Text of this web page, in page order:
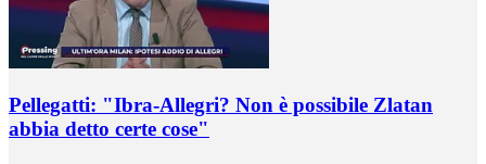
Pellegatti: "Ibra-Allegri? Non è possibile Zlatan
abbia detto certe cose"